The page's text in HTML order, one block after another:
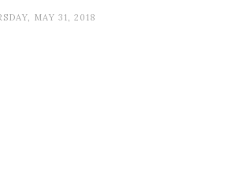
MAY 31, 2018